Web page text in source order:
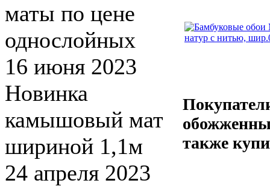
маты по цене
однослойных
16 июня 2023
Новинка
камышовый мат
шириной 1,1м
24 апреля 2023
также